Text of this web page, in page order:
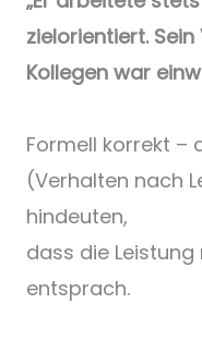
zielorientiert.
Kollegen war
Formell korrekt –
(Verhalten nach
hindeuten,
dass die
entsprach.